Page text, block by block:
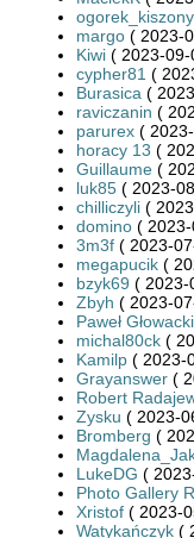
ogorek_kiszony
margo ( 2023-
Kiwi ( 2023-09-
cypher81 (
Burasica (
raviczanin (
parurex (
horacy 13 (
Guillaume (
luk85 ( 2023-
chilliczyli (
domino (
3m3f ( 2023-
megapucik (
bzyk69 ( 2023-
Zbyh ( 2023-
Paweł Głowacki
michal80ck (
Kamilp ( 2023-
Grayanswer (
Robert
Zysku ( 2023-
Bromberg (
LukeDG (
Photo Gallery
Xristof ( 2023-
Watykańczyk (